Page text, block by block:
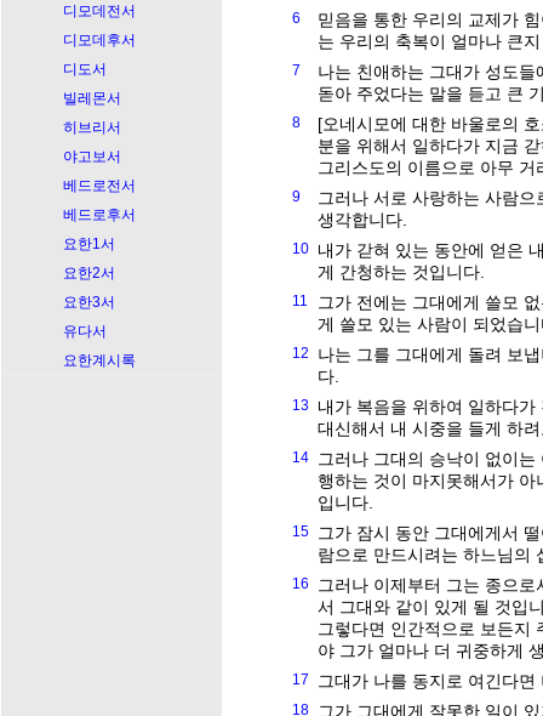
디모데전서
디모데후서
디도서
빌레몬서
히브리서
야고보서
베드로전서
베드로후서
요한1서
요한2서
요한3서
유다서
요한계시록
6
믿음을 통한 우리의 교제가
는 우리의 축복이 얼마나 큰
7
나는 친애하는 그대가 성도
돋아 주었다는 말을 듣고 큰
8
[오네시모에 대한 바울로의
분을 위해서 일하다가 지금
그리스도의 이름으로 아무
9
그러나 서로 사랑하는 사람
생각합니다.
10 내가 갇혀 있는 동안에 얻은
게 간청하는 것입니다.
11
그가 전에는 그대에게 쓸모
게 쓸모 있는 사람이 되었습
12
나는 그를 그대에게 돌려 보
다.
13 내가 복음을 위하여 일하다
대신해서 내 시중을 들게 하
14
그러나 그대의 승낙이 없이
행하는 것이 마지못해서가
입니다.
15
그가 잠시 동안 그대에게서
람으로 만드시려는 하느님의
16
그러나 이제부터 그는 종으
서 그대와 같이 있게 될 것입
그렇다면 인간적으로 보든지
야 그가 얼마나 더 귀중하게
17 그대가 나를 동지로 여긴다
18
그가 그대에게 잘못한 일이